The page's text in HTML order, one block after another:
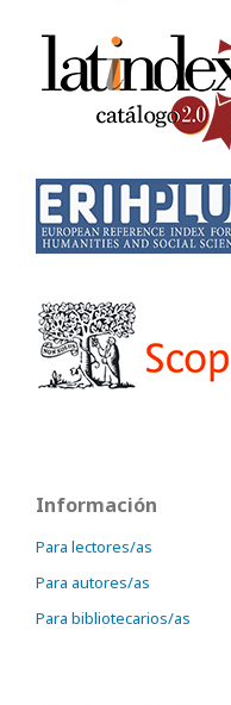
Información
Para lectores/as
Para autores/as
Para bibliotecarios/as